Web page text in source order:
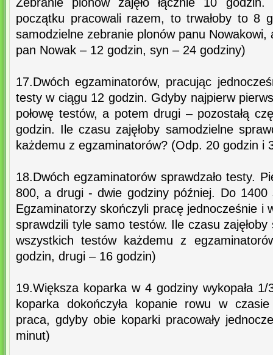
początku pracowali razem, to trwałoby to 8
samodzielne zebranie plonów panu
pan Nowak – 12 godzin, syn – 24 godziny)
17.Dwóch egzaminatorów, pracując
testy w ciągu 12 godzin. Gdyby najpierw
połowę testów, a potem drugi – pozostałą
godzin. Ile czasu zajęłoby samodzielne
każdemu z egzaminatorów? (Odp. 20 godzin i
18.Dwóch egzaminatorów sprawdzało testy.
800, a drugi - dwie godziny później. Do 1400
Egzaminatorzy skończyli pracę jednocześnie i
sprawdzili tyle samo testów. Ile czasu
wszystkich testów każdemu z
godzin, drugi – 16 godzin)
19.Większa koparka w 4 godziny wykopała 1/
koparka dokończyła kopanie rowu w
praca, gdyby obie koparki pracowały
minut)